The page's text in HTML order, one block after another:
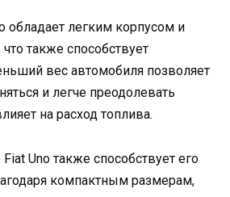
обладает легким корпусом и
также способствует
вес автомобиля позволяет
и легче преодолевать
на расход топлива.
Uno также способствует его
компактным размерам,